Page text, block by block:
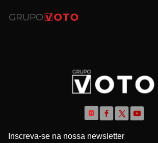
Inscreva-se na nossa newsletter